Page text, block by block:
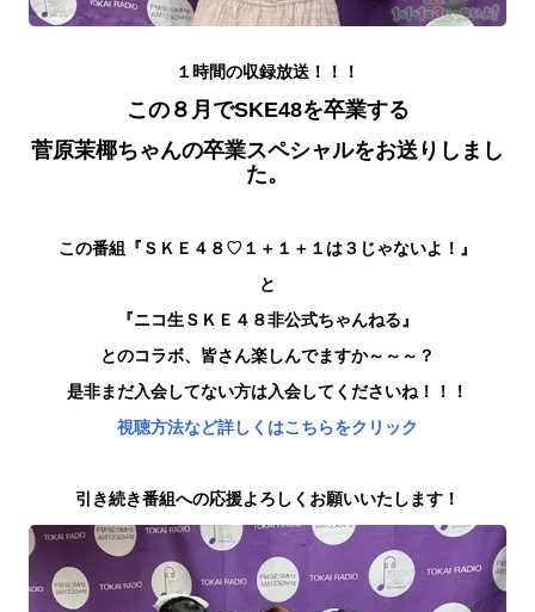
１時間の収録放送！！！
この８月でSKE48を卒業する
菅原茉椰ちゃんの卒業スペシャルをお送りしまし
た。
この番組『 ＳＫＥ４８♡１＋１＋１は３じゃないよ！』
と
『ニコ生ＳＫＥ４８非公式ちゃんねる』
とのコラボ、皆さん楽しんでますか～～～？
是非まだ入会してない方は入会してくださいね！！！
視聴方法など詳しくはこちらをクリック
引き続き番組への応援よろしくお願いいたします！